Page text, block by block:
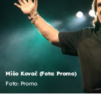
Mišo Kovač (Foto: Promo)
Foto: Promo